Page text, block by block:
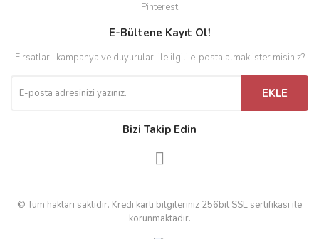
Pinterest
E-Bültene Kayıt Ol!
Fırsatları, kampanya ve duyuruları ile ilgili e-posta almak ister misiniz?
EKLE
Bizi Takip Edin
© Tüm hakları saklıdır. Kredi kartı bilgileriniz 256bit SSL sertifikası ile
korunmaktadır.